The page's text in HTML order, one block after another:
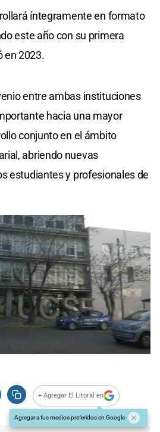
íntegramente en formato
este año con su primera
en 2023.
entre ambas instituciones
hacia una mayor
conjunto en el ámbito
abriendo nuevas
estudiantes y profesionales de
+ Agregar El Litoral en
Agregar a tus medios preferidos en Google